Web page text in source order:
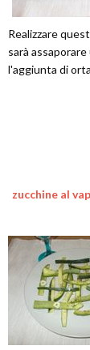
Realizzare
sarà
l'aggiunta di
zucchine al